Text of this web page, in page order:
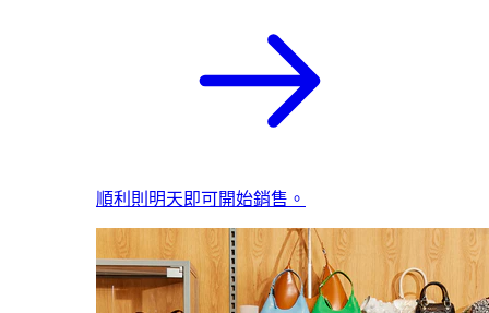
順利則明天即可開始銷售。